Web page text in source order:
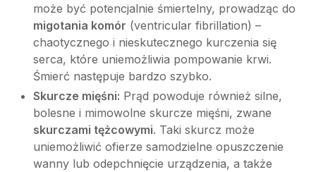
może być potencjalnie śmiertelny, prowadząc do
migotania komór (ventricular fibrillation) –
chaotycznego i nieskutecznego kurczenia się
serca, które uniemożliwia pompowanie krwi.
Śmierć następuje bardzo szybko.
Skurcze mięśni: Prąd powoduje również silne,
bolesne i mimowolne skurcze mięśni, zwane
skurczami tężcowymi. Taki skurcz może
uniemożliwić ofierze samodzielne opuszczenie
wanny lub odepchnięcie urządzenia, a także